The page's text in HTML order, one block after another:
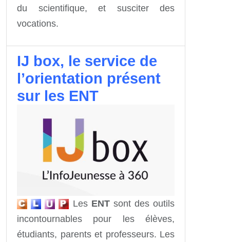
du scientifique, et susciter des
vocations.
IJ box, le service de
l’orientation présent
sur les ENT
Les ENTsont des outils
incontournables pour les élèves,
étudiants, parents et professeurs. Les